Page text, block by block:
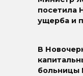
посетила
ущерба и
В
больницы